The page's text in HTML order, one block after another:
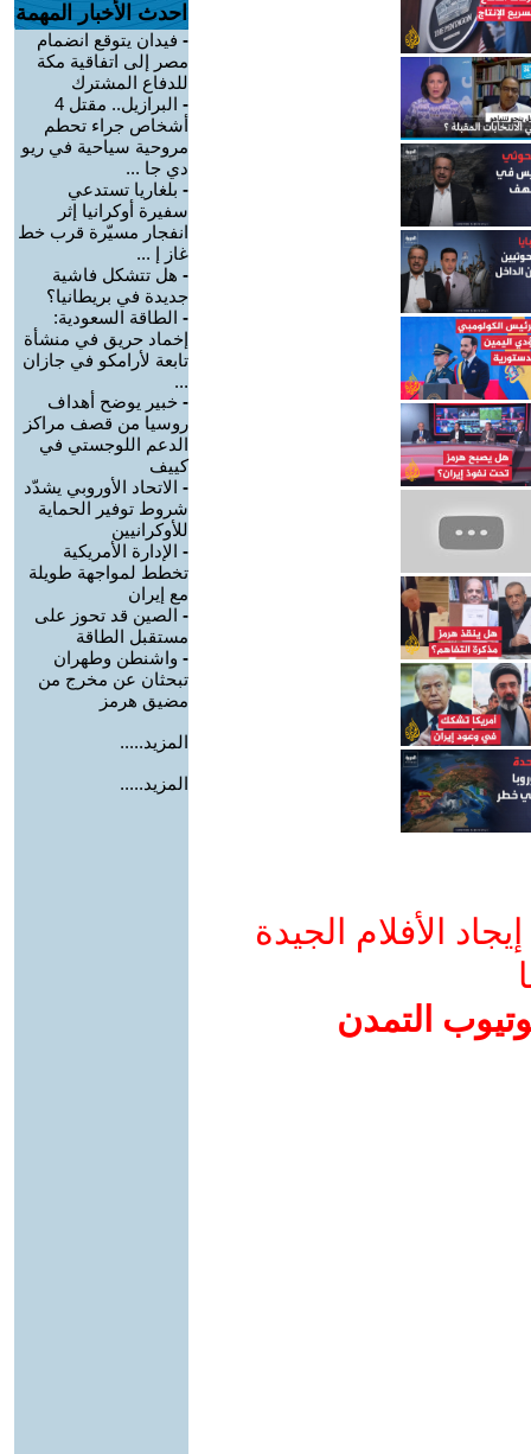
الأفلام الجيدة
التمدن
احدث الأخبار المهمة
- فيدان يتوقع انضمام
مصر إلى اتفاقية مكة
للدفاع المشترك
-
البرازيل.. مقتل 4
أشخاص جراء تحطم
مروحية سياحية في ريو
دي جا ...
- بلغاريا تستدعي
سفيرة أوكرانيا إثر
انفجار مسيّرة قرب خط
غاز إ ...
- هل تتشكل فاشية
جديدة في بريطانيا؟
- الطاقة السعودية:
إخماد حريق في منشأة
تابعة لأرامكو في جازان
...
- خبير يوضح أهداف
روسيا من قصف مراكز
الدعم اللوجستي في
كييف
- الاتحاد الأوروبي يشدّد
شروط توفير الحماية
للأوكرانيين
- الإدارة الأمريكية
تخطط لمواجهة طويلة
مع إيران
- الصين قد تحوز على
مستقبل الطاقة
- واشنطن وطهران
تبحثان عن مخرج من
مضيق هرمز
المزيد.....
المزيد.....